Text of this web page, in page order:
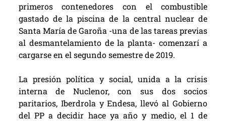
primeros contenedores con el combustible
gastado de la piscina de la central nuclear de
Santa María de Garoña -una de las tareas previas
al desmantelamiento de la planta- comenzarí a
cargarse en el segundo semestre de 2019.
La presión política y social, unida a la crisis
interna de Nuclenor, con sus dos socios
paritarios, Iberdrola y Endesa, llevó al Gobierno
del PP a decidir hace ya año y medio, el 1 de